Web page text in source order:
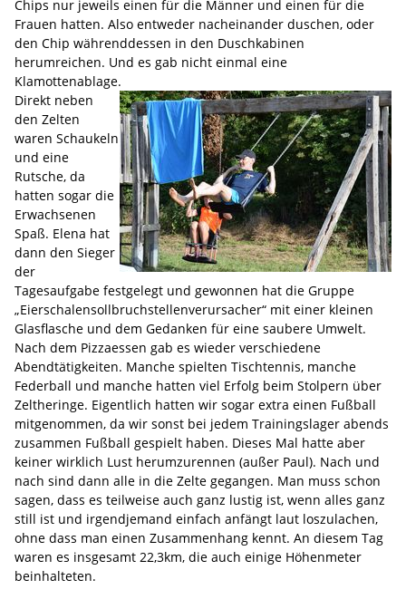
Chips nur jeweils einen für die Männer und einen für die
Frauen hatten. Also entweder nacheinander duschen, oder
den Chip währenddessen in den Duschkabinen
herumreichen. Und es gab nicht einmal eine
Klamottenablage.
Direkt neben
den Zelten
waren Schaukeln
und eine
Rutsche, da
hatten sogar die
Erwachsenen
Spaß. Elena hat
dann den Sieger
der
Tagesaufgabe festgelegt und gewonnen hat die Gruppe
„Eierschalensollbruchstellenverursacher“ mit einer kleinen
Glasflasche und dem Gedanken für eine saubere Umwelt.
Nach dem Pizzaessen gab es wieder verschiedene
Abendtätigkeiten. Manche spielten Tischtennis, manche
Federball und manche hatten viel Erfolg beim Stolpern über
Zeltheringe. Eigentlich hatten wir sogar extra einen Fußball
mitgenommen, da wir sonst bei jedem Trainingslager abends
zusammen Fußball gespielt haben. Dieses Mal hatte aber
keiner wirklich Lust herumzurennen (außer Paul). Nach und
nach sind dann alle in die Zelte gegangen. Man muss schon
sagen, dass es teilweise auch ganz lustig ist, wenn alles ganz
still ist und irgendjemand einfach anfängt laut loszulachen,
ohne dass man einen Zusammenhang kennt. An diesem Tag
waren es insgesamt 22,3km, die auch einige Höhenmeter
beinhalteten.